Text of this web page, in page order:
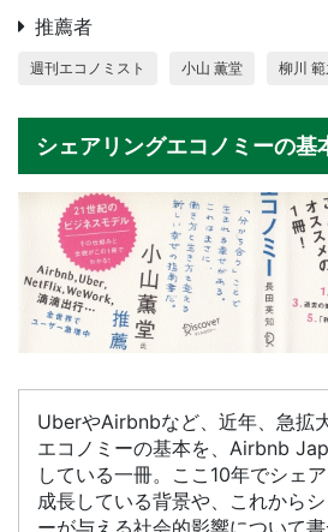
推薦者
週刊エコノミスト 小山 薫堂 柳川 範
シェアリングエコノミーの基
UberやAirbnbなど、近年、急拡
エコノミーの基本を、Airbnb
している一冊。ここ10年でシェ
成長している背景や、これから
ーが与える社会的影響について書